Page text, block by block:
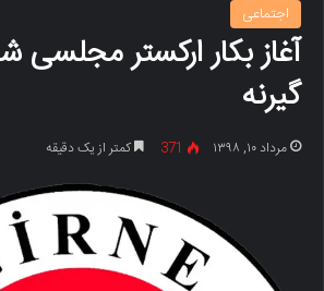
اجتماعی
آغاز بکار ارکستر مجلسی
گیرنه
مرداد ۱۰, ۱۳۹۸ 371 کمتر از یک دقیقه